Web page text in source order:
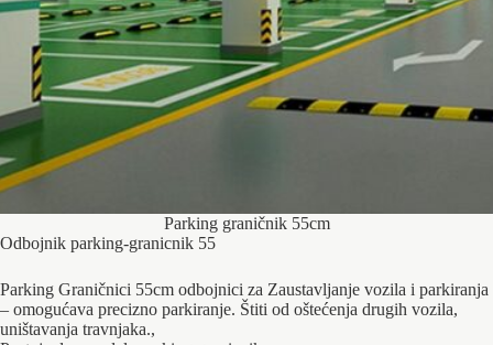
Parking graničnik 55cm
Odbojnik parking-granicnik 55
Parking Graničnici 55cm odbojnici za Zaustavljanje vozila i parkiranja
– omogućava precizno parkiranje. Štiti od oštećenja drugih vozila,
uništavanja travnjaka.,